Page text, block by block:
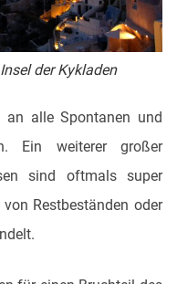
der Kykladen
alle Spontanen und
Ein weiterer großer
sind oftmals super
Restbeständen oder